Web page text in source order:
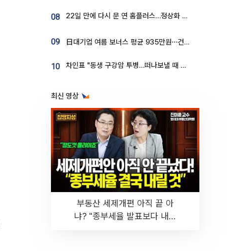
08 22일 만에 다시 문 연 홈플러스…정상화 바쁜데 재고 없어 ‘발동동’[가보니]
09 日대기업 여름 보너스 평균 935만원⋯건설회사 1800만 넘어
10 차인표 "동생 구강암 투병…떠나보낼 때 가장 힘들었다”
최신 영상
부동산 세제개편 아직 끝 아
냐? "종부세율 발표보다 내릴